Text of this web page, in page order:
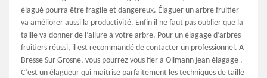
élagué pourra être fragile et dangereux. Élaguer un arbre fruitier
va améliorer aussi la productivité. Enfin il ne faut pas oublier que la
taille va donner de l’allure à votre arbre. Pour un élagage d’arbres
fruitiers réussi, il est recommandé de contacter un professionnel. A
Bresse Sur Grosne, vous pourrez vous fier à Ollmann jean élagage .
C’est un élagueur qui maitrise parfaitement les techniques de taille